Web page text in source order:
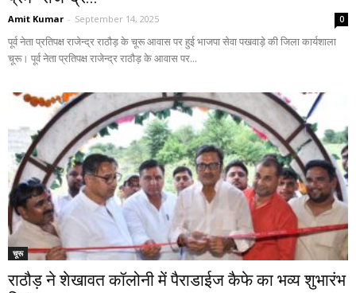
Amit Kumar - September 14, 2025 0
पूर्व नेता प्रतिपक्ष राजेन्द्र राठौड़ के चूरू आवास पर हुई भाजपा सेवा पखवाड़े की जिला कार्यशाला
चूरू। पूर्व नेता प्रतिपक्ष राजेन्द्र राठौड़ के आवास पर...
चूरू
राठौड़ ने शेखावत कॉलोनी में पैराडाईज कैफे का भव्य शुभारंभ